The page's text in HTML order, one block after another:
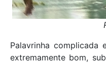
Palavrinha complicada
extremamente bom,